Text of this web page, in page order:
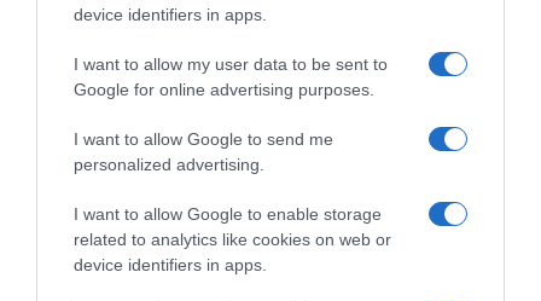
device identifiers in apps.
I want to allow my user data to be sent to
Google for online advertising purposes.
I want to allow Google to send me
personalized advertising.
I want to allow Google to enable storage
related to analytics like cookies on web or
device identifiers in apps.
ΑΘΛΗΤΙΚΑ